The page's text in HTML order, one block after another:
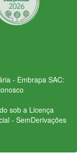
- Embrapa SAC:
sob a Licença
- SemDerivações